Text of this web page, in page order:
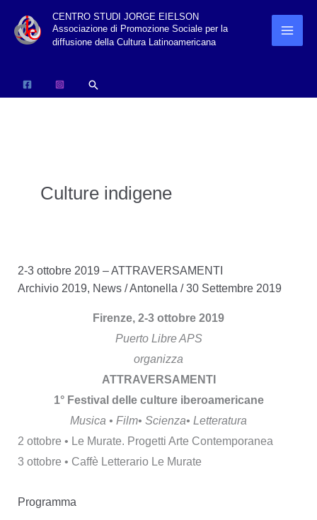
CENTRO STUDI JORGE EIELSON
Associazione di Promozione Sociale per la
diffusione della Cultura Latinoamericana
Cerca
Culture indigene
2-3 ottobre 2019 – ATTRAVERSAMENTI
Archivio 2019, News/Antonella /30 Settembre 2019
Firenze, 2-3 ottobre 2019
Puerto Libre APS
organizza
ATTRAVERSAMENTI
1° Festival delle culture iberoamericane
Musica • Film• Scienza• Letteratura
2 ottobre • Le Murate. Progetti Arte Contemporanea
3 ottobre • Caffè Letterario Le Murate
Programma